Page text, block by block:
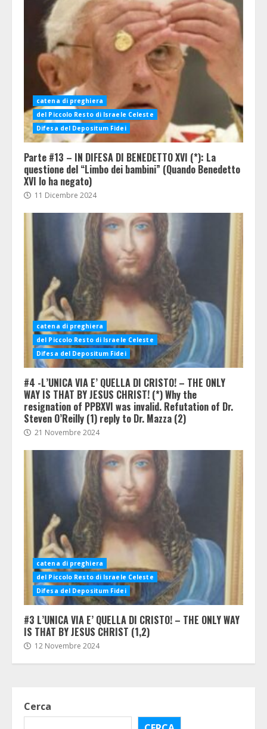
catena di preghiera
del Piccolo Resto di Israele Celeste
Difesa del Depositum Fidei
Parte #13 – IN DIFESA DI BENEDETTO XVI (*): La
questione del “Limbo dei bambini” (Quando Benedetto
XVI lo ha negato)
11 Dicembre 2024
catena di preghiera
del Piccolo Resto di Israele Celeste
Difesa del Depositum Fidei
#4 -L’UNICA VIA E’ QUELLA DI CRISTO! – THE ONLY
WAY IS THAT BY JESUS CHRIST! (*) Why the
resignation of PPBXVI was invalid. Refutation of Dr.
Steven O’Reilly (1) reply to Dr. Mazza (2)
21 Novembre 2024
catena di preghiera
del Piccolo Resto di Israele Celeste
Difesa del Depositum Fidei
#3 L’UNICA VIA E’ QUELLA DI CRISTO! – THE ONLY WAY
IS THAT BY JESUS CHRIST (1,2)
12 Novembre 2024
Cerca